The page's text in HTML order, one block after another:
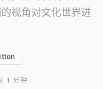
视角对文化世界进
1 分钟